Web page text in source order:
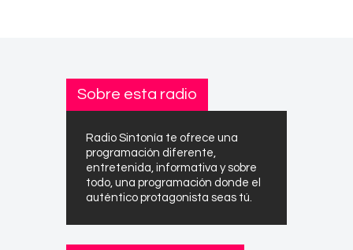
Sobre esta radio
Radio Sintonía te ofrece una
programación diferente,
entretenida, informativa y sobre
todo, una programación donde el
auténtico protagonista seas tú.